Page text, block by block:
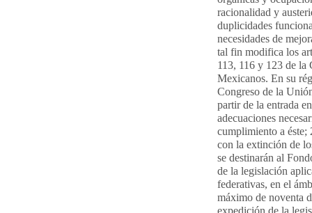
racionalidad y
duplicidades
necesidades de
tal fin modifica los
113, 116 y 123 de la
Mexicanos. En su
Congreso de la
partir de la entrada
adecuaciones
cumplimiento a éste;
con la extinción de
se destinarán al
de la legislación
federativas, en el
máximo de noventa